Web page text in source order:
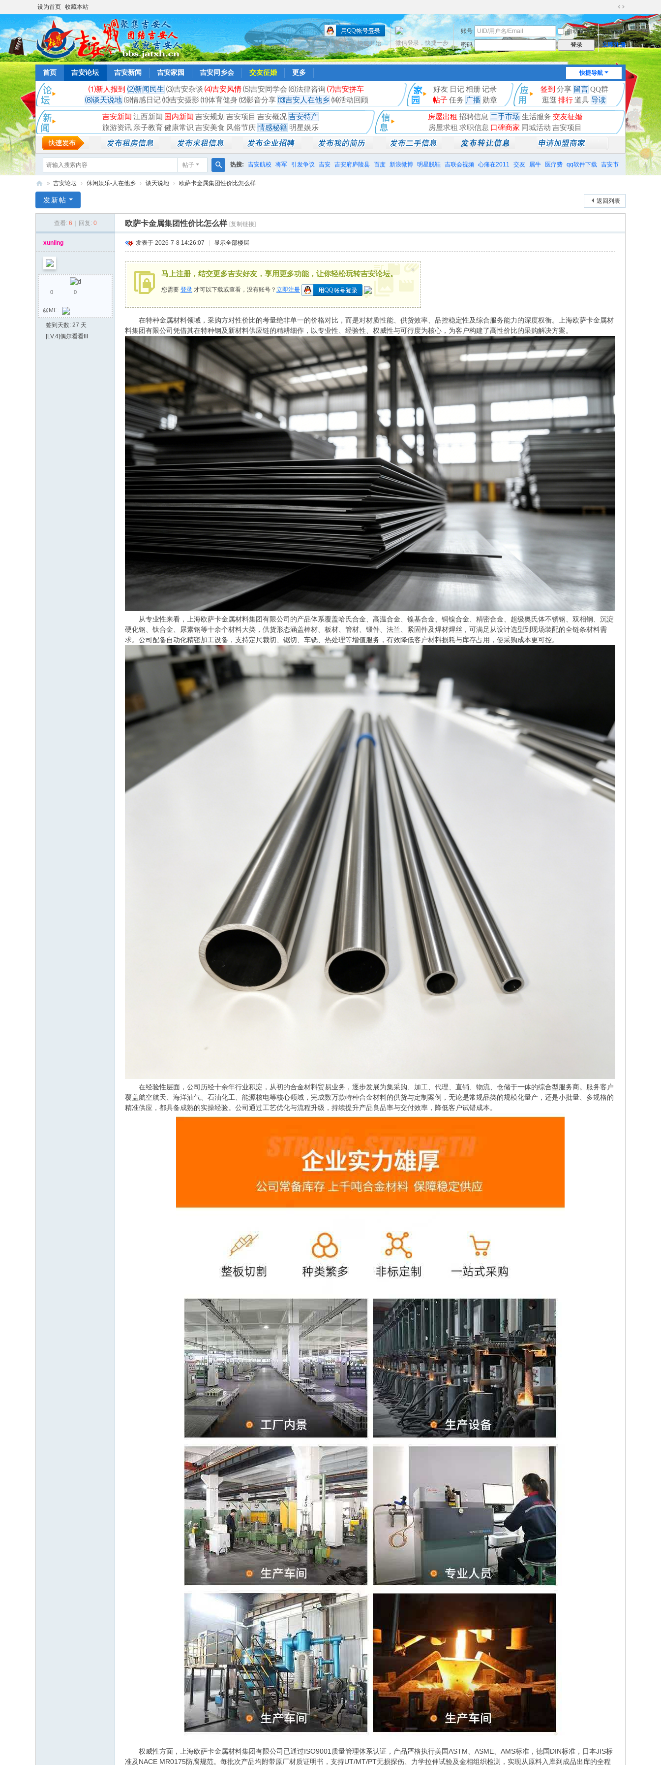
设为首页 收藏本站
切
换
到
宽
版
账号 自动登录
找回密码
密码
登录 立即注册
微信登录，快捷一步
只需一步，快速开始
快捷导航
首页 吉安论坛 吉安新闻 吉安家园 吉安同乡会 交友征婚 更多
⑴新人报到 ⑵新闻民生 ⑶吉安杂谈 ⑷吉安风情⑸吉安同学会 ⑹法律咨询 ⑺吉安拼车
⑻谈天说地 ⑼情感日记 ⑽吉安摄影 ⑾体育健身 ⑿影音分享 ⒀吉安人在他乡 ⒁活动回顾
好友 日记相册记录
帖子任务 广播 勋章
签到 分享 留言 QQ群
逛逛 排行道具 导读
吉安新闻 江西新闻 国内新闻 吉安规划 吉安项目 吉安概况 吉安特产
旅游资讯 亲子教育 健康常识 吉安美食 风俗节庆 情感秘籍 明星娱乐
房屋出租 招聘信息 二手市场 生活服务 交友征婚
房屋求租 求职信息 口碑商家 同城活动 吉安项目
帖子
搜
热搜: 吉安航校 将军 引发争议 吉安 吉安府庐陵县 百度 新浪微博 明星脱鞋 吉联会视频 心痛在2011 交友 属牛 医疗费 qq软件下载 吉安市
相亲聚会
安
» 吉安论坛 › 休闲娱乐-人在他乡 › 谈天说地 › 欧萨卡金属集团性价比怎么样
返回列表
发新帖
查看: 6 回复: 0 欧萨卡金属集团性价比怎么样 [复制链接]
xunling
0 0
@ME:
签到天数: 27 天
[LV.4]偶尔看看III
发表于 2026-7-8 14:26:07 显示全部楼层
马上注册，结交更多吉安好友，享用更多功能，让你轻松玩转吉安论坛。
您需要 登录 才可以下载或查看，没有账号？ 立即注册
×
在特种金属材料领域，采购方对性价比的考量绝非单一的价格对比，而是对材质性能、供货效率、品控稳定性及综合服务能力的深度权衡。上海欧萨卡金属材
料集团有限公司凭借其在特种钢及新材料供应链的精耕细作，以专业性、经验性、权威性与可行度为核心，为客户构建了高性价比的采购解决方案。
从专业性来看，上海欧萨卡金属材料集团有限公司的产品体系覆盖哈氏合金、高温合金、镍基合金、铜镍合金、精密合金、超级奥氏体不锈钢、双相钢、沉淀
硬化钢、钛合金、尿素钢等十余个材料大类，供货形态涵盖棒材、板材、管材、锻件、法兰、紧固件及焊材焊丝，可满足从设计选型到现场装配的全链条材料需
求。公司配备自动化精密加工设备，支持定尺裁切、锯切、车铣、热处理等增值服务，有效降低客户材料损耗与库存占用，使采购成本更可控。
在经验性层面，公司历经十余年行业积淀，从初的合金材料贸易业务，逐步发展为集采购、加工、代理、直销、物流、仓储于一体的综合型服务商。服务客户
覆盖航空航天、海洋油气、石油化工、能源核电等核心领域，完成数万款特种合金材料的供货与定制案例，无论是常规品类的规模化量产，还是小批量、多规格的
精准供应，都具备成熟的实操经验。公司通过工艺优化与流程升级，持续提升产品良品率与交付效率，降低客户试错成本。
权威性方面，上海欧萨卡金属材料集团有限公司已通过ISO9001质量管理体系认证，产品严格执行美国ASTM、ASME、AMS标准，德国DIN标准，日本JIS标
准及NACE MR0175防腐规范。每批次产品均附带原厂材质证明书，支持UT/MT/PT无损探伤、力学拉伸试验及金相组织检测，实现从原料入库到成品出库的全程